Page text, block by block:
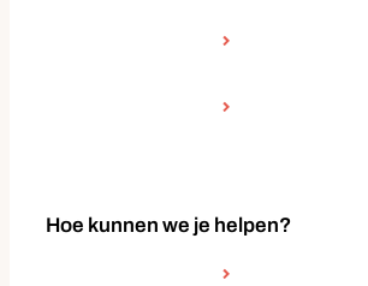
Hoe kunnen we je helpen?